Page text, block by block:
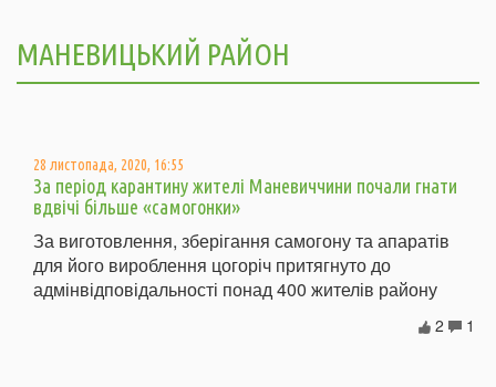
МАНЕВИЦЬКИЙ РАЙОН
28 листопада, 2020, 16:55
За період карантину жителі Маневиччини почали гнати
вдвічі більше «самогонки»
За виготовлення, зберігання самогону та апаратів
для його вироблення цогоріч притягнуто до
адмінвідповідальності понад 400 жителів району
1
2